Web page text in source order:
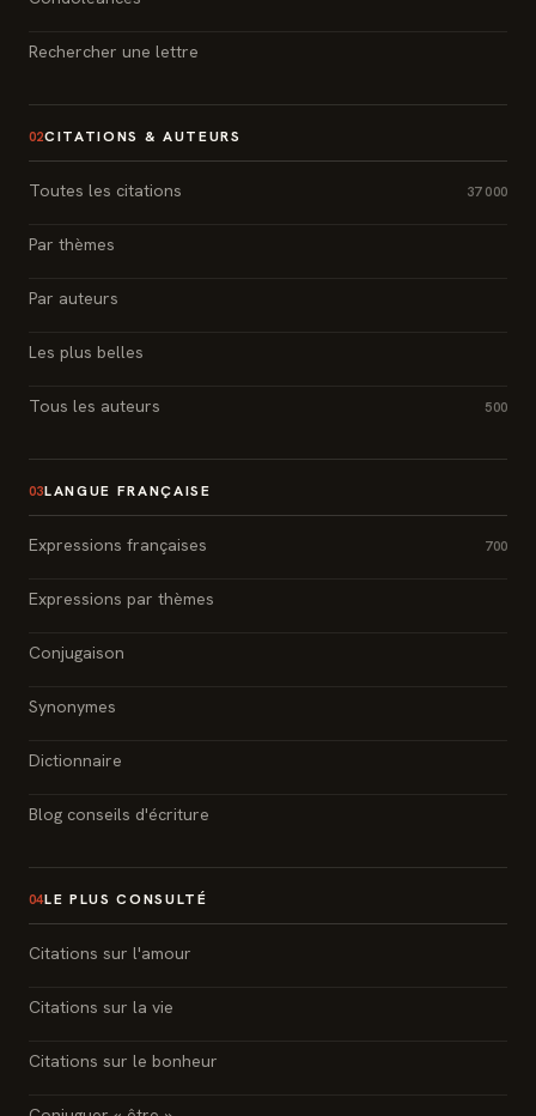
Rechercher une lettre
02CITATIONS & AUTEURS
Toutes les citations 37 000
Par thèmes
Par auteurs
Les plus belles
Tous les auteurs 500
03LANGUE FRANÇAISE
Expressions françaises 700
Expressions par thèmes
Conjugaison
Synonymes
Dictionnaire
Blog conseils d'écriture
04LE PLUS CONSULTÉ
Citations sur l'amour
Citations sur la vie
Citations sur le bonheur